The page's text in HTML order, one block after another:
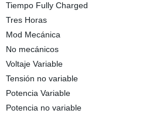
Tiempo Fully Charged
Tres Horas
Mod Mecánica
No mecánicos
Voltaje Variable
Tensión no variable
Potencia Variable
Potencia no variable